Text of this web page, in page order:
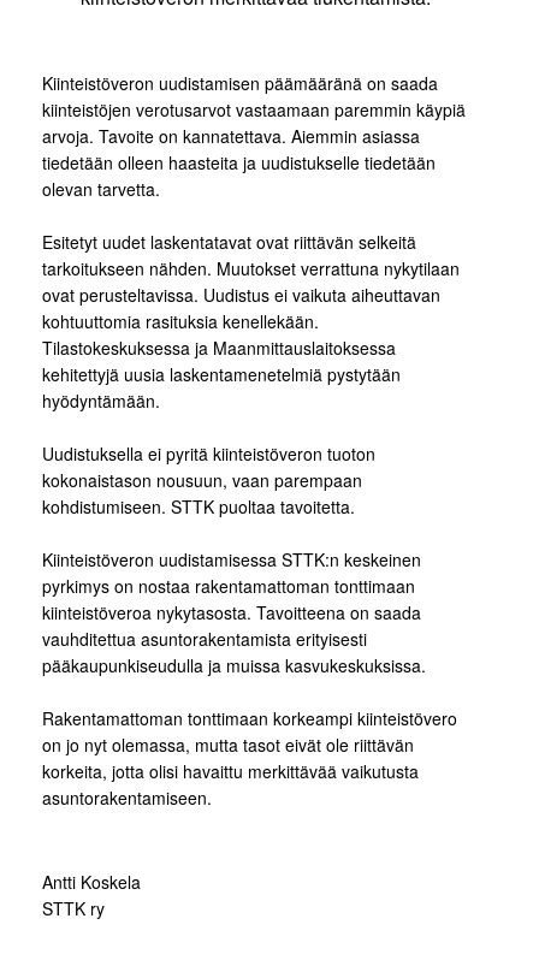
Kiinteistöveron uudistamisen päämääränä on saada
kiinteistöjen verotusarvot vastaamaan paremmin käypiä
arvoja. Tavoite on kannatettava. Aiemmin asiassa
tiedetään olleen haasteita ja uudistukselle tiedetään
olevan tarvetta.
Esitetyt uudet laskentatavat ovat riittävän selkeitä
tarkoitukseen nähden. Muutokset verrattuna nykytilaan
ovat perusteltavissa. Uudistus ei vaikuta aiheuttavan
kohtuuttomia rasituksia kenellekään.
Tilastokeskuksessa ja Maanmittauslaitoksessa
kehitettyjä uusia laskentamenetelmiä pystytään
hyödyntämään.
Uudistuksella ei pyritä kiinteistöveron tuoton
kokonaistason nousuun, vaan parempaan
kohdistumiseen. STTK puoltaa tavoitetta.
Kiinteistöveron uudistamisessa STTK:n keskeinen
pyrkimys on nostaa rakentamattoman tonttimaan
kiinteistöveroa nykytasosta. Tavoitteena on saada
vauhditettua asuntorakentamista erityisesti
pääkaupunkiseudulla ja muissa kasvukeskuksissa.
Rakentamattoman tonttimaan korkeampi kiinteistövero
on jo nyt olemassa, mutta tasot eivät ole riittävän
korkeita, jotta olisi havaittu merkittävää vaikutusta
asuntorakentamiseen.
Antti Koskela
STTK ry